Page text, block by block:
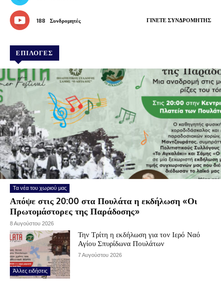
188 Συνδρομητές ΓΊΝΕΤΕ ΣΥΝΔΡΟΜΗΤΉΣ
ΕΠΙΛΟΓΕΣ
Τα νέα του χωριού μας
Απόψε στις 20:00 στα Πουλάτα η εκδήλωση «Οι
Πρωτομάστορες της Παράδοσης»
8 Αυγούστου 2026
Άλλες ειδήσεις
Την Τρίτη η εκδήλωση για τον Ιερό Ναό
Αγίου Σπυρίδωνα Πουλάτων
7 Αυγούστου 2026